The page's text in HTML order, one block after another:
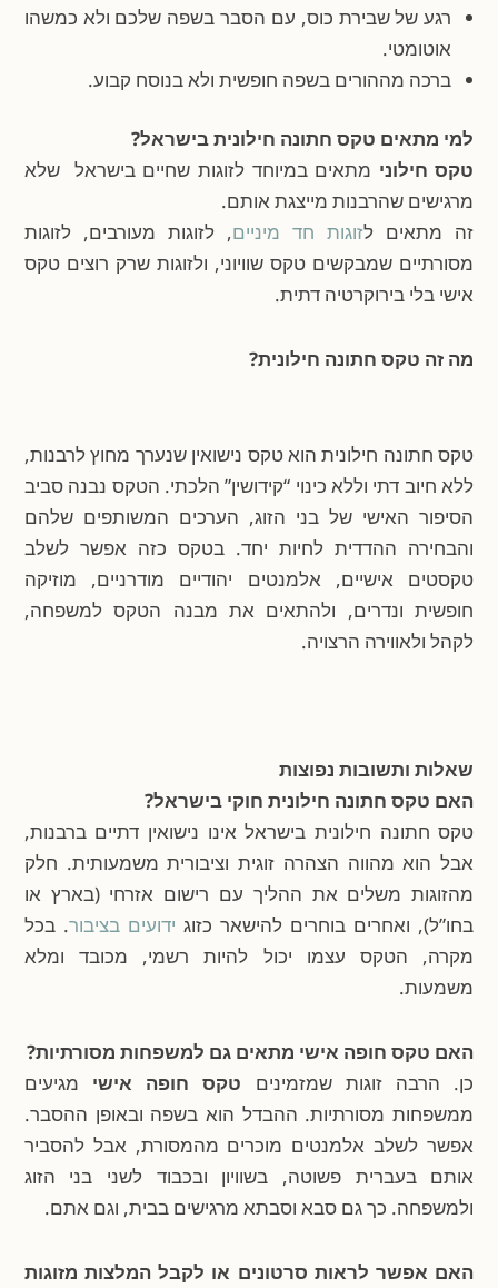
רגע של שבירת כוס, עם הסבר בשפה שלכם ולא כמשהו
אוטומטי.
ברכה מההורים בשפה חופשית ולא בנוסח קבוע.
למי מתאים טקס חתונה חילונית בישראל?
טקס חילונימתאים במיוחד לזוגות שחיים בישראל שלא
מרגישים שהרבנות מייצגת אותם.
זה מתאים לזוגות חד מיניים, לזוגות מעורבים, לזוגות
מסורתיים שמבקשים טקס שוויוני, ולזוגות שרק רוצים טקס
אישי בלי בירוקרטיה דתית.
מה זה טקס חתונה חילונית?
טקס חתונה חילונית הוא טקס נישואין שנערך מחוץ לרבנות,
ללא חיוב דתי וללא כינוי “קידושין” הלכתי. הטקס נבנה סביב
הסיפור האישי של בני הזוג, הערכים המשותפים שלהם
והבחירה ההדדית לחיות יחד. בטקס כזה אפשר לשלב
טקסטים אישיים, אלמנטים יהודיים מודרניים, מוזיקה
חופשית ונדרים, ולהתאים את מבנה הטקס למשפחה,
לקהל ולאווירה הרצויה.
שאלות ותשובות נפוצות
האם טקס חתונה חילונית חוקי בישראל?
טקס חתונה חילונית בישראל אינו נישואין דתיים ברבנות,
אבל הוא מהווה הצהרה זוגית וציבורית משמעותית. חלק
מהזוגות משלים את ההליך עם רישום אזרחי (בארץ או
בחו”ל), ואחרים בוחרים להישאר כזוג ידועים בציבור. בכל
מקרה, הטקס עצמו יכול להיות רשמי, מכובד ומלא
משמעות.
האם טקס חופה אישי מתאים גם למשפחות מסורתיות?
כן. הרבה זוגות שמזמינים
טקס חופה אישימגיעים
ממשפחות מסורתיות. ההבדל הוא בשפה ובאופן ההסבר.
אפשר לשלב אלמנטים מוכרים מהמסורת, אבל להסביר
אותם בעברית פשוטה, בשוויון ובכבוד לשני בני הזוג
ולמשפחה. כך גם סבא וסבתא מרגישים בבית, וגם אתם.
האם אפשר לראות סרטונים או לקבל המלצות מזוגות